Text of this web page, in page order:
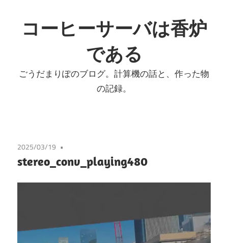
ン
テ
へ
コーヒーサーバは香炉
である
ごうだまりぽのブログ。計算機の話と、作った物
の記録。
2025/03/19
stereo_conv_playing480
レ